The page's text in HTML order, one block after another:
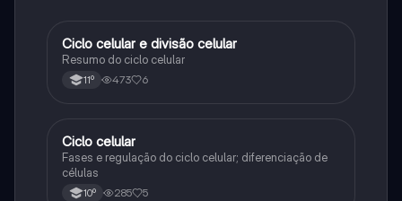
Biologia
Ciclo celular e divisão celular
Resumo do ciclo celular
11º 473 6
Biologia
Ciclo celular
Fases e regulação do ciclo celular; diferenciação de
células
10º 285 5